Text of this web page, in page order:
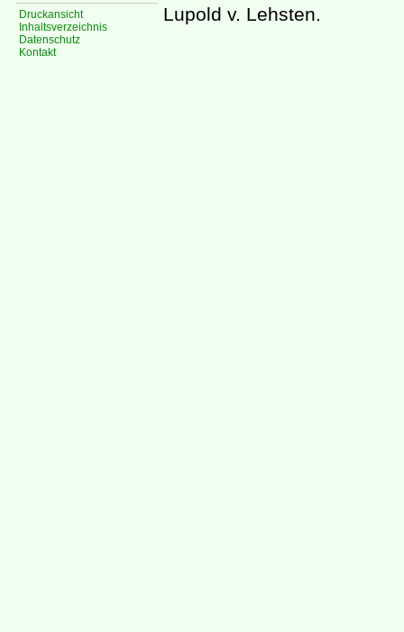
Druckansicht
Inhaltsverzeichnis
Datenschutz
Kontakt
Lupold v. Lehsten.